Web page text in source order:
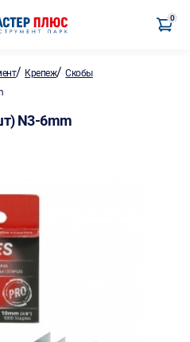
0
/ Крепеж/Скобы
N3-6mm